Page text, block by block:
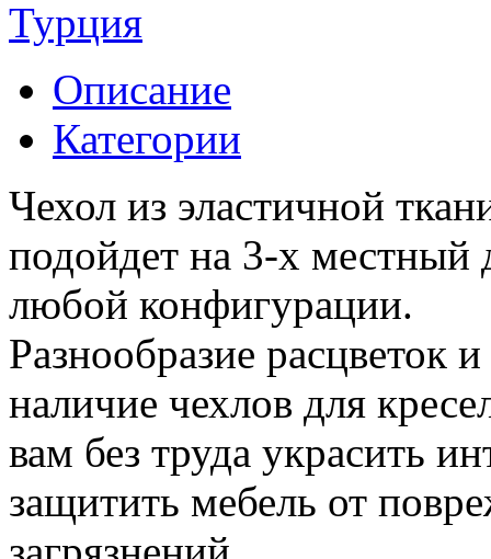
Турция
Описание
Категории
Чехол из эластичной
подойдет на 3-х местный
любой конфигурации.
Разнообразие расцветок
наличие чехлов для
вам без труда украсить
защитить мебель от